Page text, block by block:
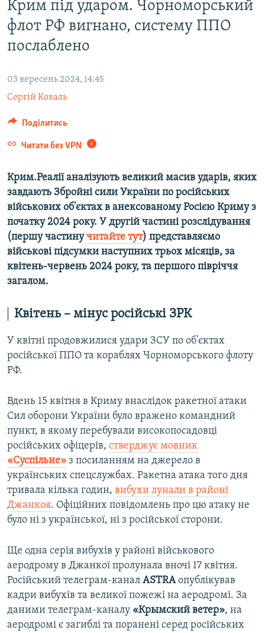
ВІДЕОУРОКИ «ELIFBE»
СВІДЧЕННЯ ОКУПАЦІЇ
ІНФОГРАФІКА
Русский
Qırımtatar
ДОЛУЧАЙСЯ!
Усі сайти RFE/RL
Крим під ударом. Чорноморський
флот РФ вигнано, систему ППО
послаблено
03 вересень 2024, 14:45
Сергій Коваль
Поділитись
Читати без VPN
Крим.Реалії аналізують великий масив ударів, яких
завдають Збройні сили України по російських
військових об'єктах в анексованому Росією Криму з
початку 2024 року. У другій частині розслідування
(першу частинучитайте тут) представляємо
військові підсумки наступних трьох місяців, за
квітень-червень 2024 року, та першого півріччя
загалом.
Квітень – мінус російські ЗРК
У квітні продовжилися удари ЗСУ по об'єктах
російської ППО та кораблях Чорноморського флоту
РФ.
Вдень 15 квітня в Криму внаслідок ракетної атаки
Сил оборони України було вражено командний
пункт, в якому перебували високопосадовці
російських офіцерів, стверджує мовник
«Суспільне» з посиланням на джерело в
українських спецслужбах. Ракетна атака того дня
тривала кілька годин, вибухи лунали в районі
Джанкоя. Офіційних повідомлень про цю атаку не
було ні з української, ні з російської сторони.
Ще одна серія вибухів у районі військового
аеродрому в Джанкої пролунала вночі 17 квітня.
Російський телеграм-канал ASTRAопублікував
кадри вибухів та великої пожежі на аеродромі. За
даними телеграм-каналу «Крымский ветер», на
аеродромі є загиблі та поранені серед російських